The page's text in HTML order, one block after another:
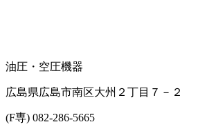
油圧・空圧機器
広島県広島市南区大州２丁目７－２
(F専) 082-286-5665